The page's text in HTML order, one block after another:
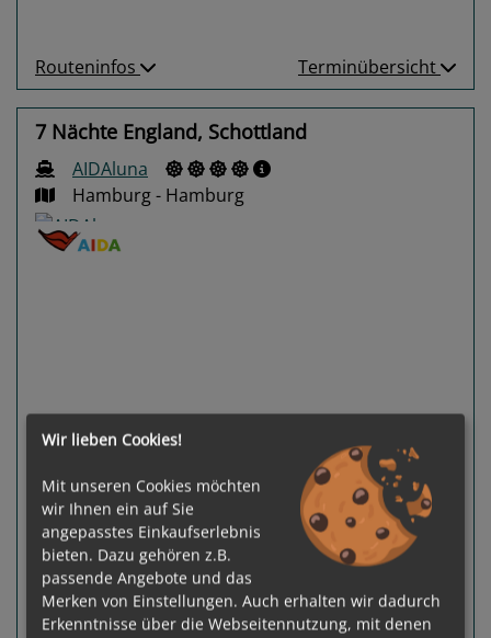
Routeninfos Terminübersicht
7 Nächte England, Schottland
AIDAluna
Hamburg - Hamburg
91 %
Gewählter Termin:
16.08.2026 -
23.08.2026
€ 1.290,-
Ausgebucht
Wir lieben Cookies!
Mit unseren Cookies möchten
wir Ihnen ein auf Sie
angepasstes Einkaufserlebnis
bieten. Dazu gehören z.B.
passende Angebote und das
Merken von Einstellungen. Auch erhalten wir dadurch
Erkenntnisse über die Webseitennutzung, mit denen